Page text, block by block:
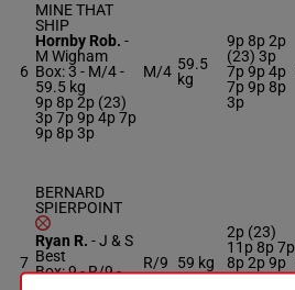
6
MINE THAT
SHIP
Hornby Rob. -
M Wigham
Box: 3 - M/4 -
59.5 kg
9p 8p 2p (23)
3p 7p 9p 4p 7p
9p 8p 3p
M/4 59.5
kg
9p 8p 2p
(23) 3p
7p 9p 4p
7p 9p 8p
3p
7
BERNARD
SPIERPOINT
Ryan R. -J & S
Best
Box: 9 -R/9 -
R/9 59 kg
2p (23)
11p 8p 7p
8p 2p 9p
5p 5p 1p